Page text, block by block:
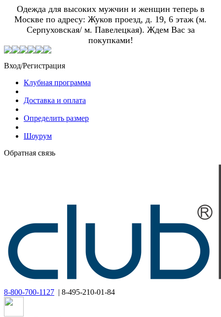
Одежда для высоких мужчин и женщин теперь в
Москве по адресу: Жуков проезд, д. 19, 6 этаж (м.
Серпуховская/ м. Павелецкая). Ждем Вас за
покупками!
Вход/Регистрация
Клубная программа
Доставка и оплата
Определить размер
Шоурум
Обратная связь
8-800-700-1127 | 8-495-210-01-84